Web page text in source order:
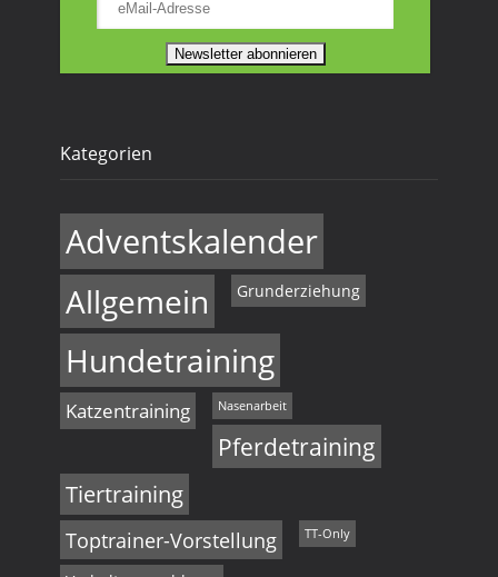
Kategorien
Adventskalender
Allgemein Grunderziehung
Hundetraining
Katzentraining Nasenarbeit
Pferdetraining
Tiertraining
Toptrainer-Vorstellung TT-Only